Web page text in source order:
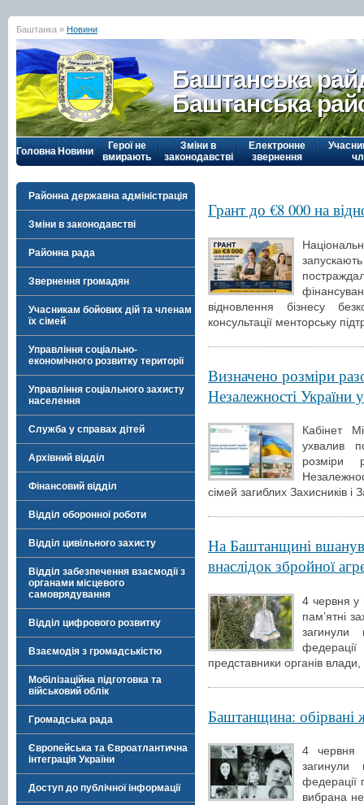
Баштанка » Новини
Баштанська
Баштанська
Головна Новини
Герої не
вмирають
Зміни в
законодавстві
Електронне
звернення
Районна державна адміністрація
Зміни в законодавстві
Районна рада
Звернення громадян
Учасникам бойових дій та членам
їх сімей
Управління соціально-
економічного розвитку території
Управління соціального захисту
населення
Служба у справах дітей
Архівний відділ
Фінансовий відділ
Відділ оборонної роботи
Відділ цивільного захисту
Відділ забезпечення взаємодії з
органами місцевого
самоврядування
Відділ цифрового розвитку
Взаємодія з громадськістю
Мобілізаційна підготовка та
військовий облік
Громадська рада
Європейська та Євроатлантична
інтеграція України
Доступ до публічної інформації
Грант до €8 000 на
відновлення бізнесу
консультації менторську
Визначено розміри
Незалежності України
Кабінет
ухвалив
розміри
сімей загиблих Захисників і
На Баштанщині
внаслідок збройної
4 червня у
пам’ятні
загинули
представники органів
Баштанщина: обірвані
4 червня
загинули
федерації
вибрана